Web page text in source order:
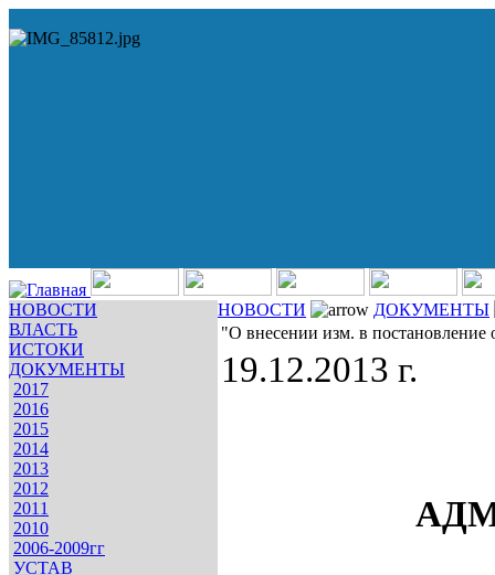
НОВОСТИ
ВЛАСТЬ
ИСТОКИ
ДОКУМЕНТЫ
2017
2016
2015
2014
2013
2012
2011
2010
2006-2009гг
УСТАВ
НОВОСТИ
ДОКУМЕНТЫ
"О внесении изм. в
19.12.2013 г.